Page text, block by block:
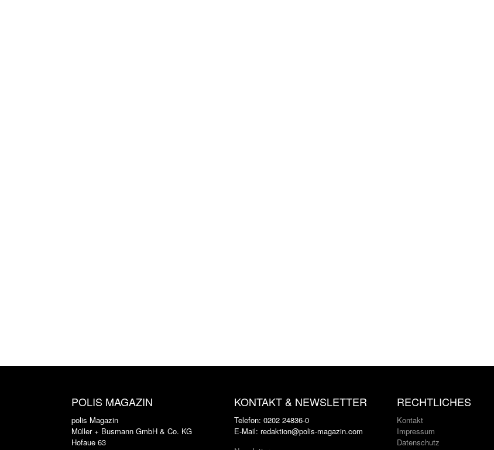
POLIS MAGAZIN
polis Magazin
Müller + Busmann GmbH & Co. KG
Hofaue 63
KONTAKT & NEWSLETTER
Telefon: 0202 24836-0
E-Mail: redaktion@polis-magazin.com
RECHTLICHES
Kontakt
Impressum
Datenschutz